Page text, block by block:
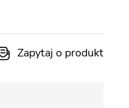
Zapytaj o produkt